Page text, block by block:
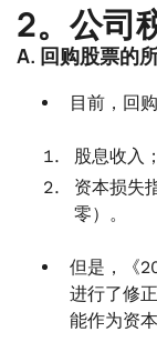
2。公司
A. 回购股票的
目前，回
股息收入；
资本损失
零）。
但是，《
进行了修
能作为资